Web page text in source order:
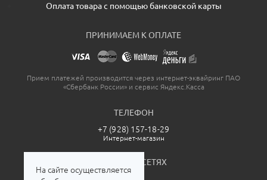
Оплата товара с помощью банковской карты
ПРИНИМАЕМ К ОПЛАТЕ
Прием платежей производится через интернет-эквайринг ПАО
«Сбербанк России» и сервис Яндекс.Касса
ТЕЛЕФОН
+7 (928) 157-18-29
Интернет-магазин
МЫ В СОЦСЕТЯХ
На сайте осуществляется